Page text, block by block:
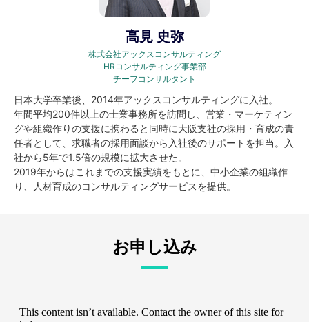
高見 史弥
株式会社アックスコンサルティング
HRコンサルティング事業部
チーフコンサルタント
日本大学卒業後、2014年アックスコンサルティングに入社。
年間平均200件以上の士業事務所を訪問し、営業・マーケティン
グや組織作りの支援に携わると同時に大阪支社の採用・育成の責
任者として、求職者の採用面談から入社後のサポートを担当。入
社から5年で1.5倍の規模に拡大させた。
2019年からはこれまでの支援実績をもとに、中小企業の組織作
り、人材育成のコンサルティングサービスを提供。
お申し込み